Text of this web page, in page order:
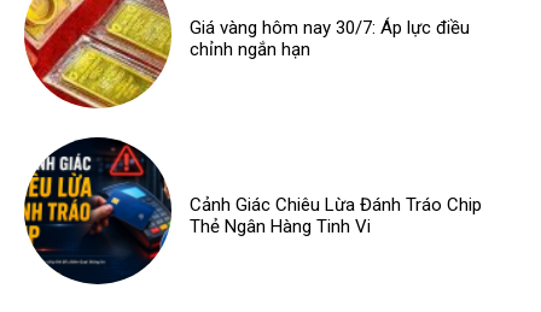
Giá vàng hôm nay 30/7: Áp lực điều
chỉnh ngắn hạn
Cảnh Giác Chiêu Lừa Đánh Tráo Chip
Thẻ Ngân Hàng Tinh Vi